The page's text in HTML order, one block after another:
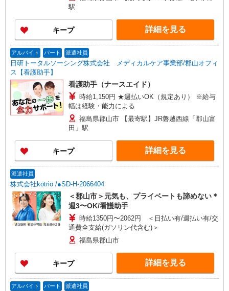
駅
キープ 詳細を見る
アルバイト パート 派遣社員
日研トータルソーシング株式会社 メディカルケア事業部/郡山オフィ
ス【看護助手】
看護助手（ナースエイド）
時給1,150円 ★週払いOK（規定あり） ※給与
幅は経験・能力による
福島県郡山市 【最寄駅】JR磐越西線「郡山富
田」駅
キープ 詳細を見る
派遣社員
株式会社kotrio /●SD-H-2066404
＜郡山市＞元気も、プライベートも諦めない＊
週3〜OK/看護助手
時給1350円〜2062円 ＜日払い有/週払い有/交
通費全支給(ガソリン代含む)＞
福島県郡山市
キープ 詳細を見る
アルバイト パート 派遣社員